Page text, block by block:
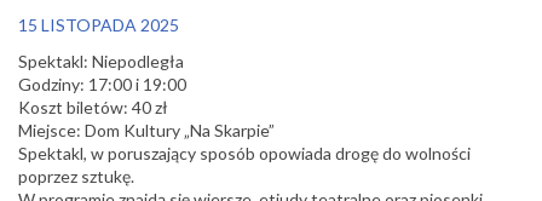
15 LISTOPADA 2025
Spektakl: Niepodległa
Godziny: 17:00 i 19:00
Koszt biletów: 40 zł
Miejsce: Dom Kultury „Na Skarpie”
Spektakl, w poruszający sposób opowiada drogę do wolności
poprzez sztukę.